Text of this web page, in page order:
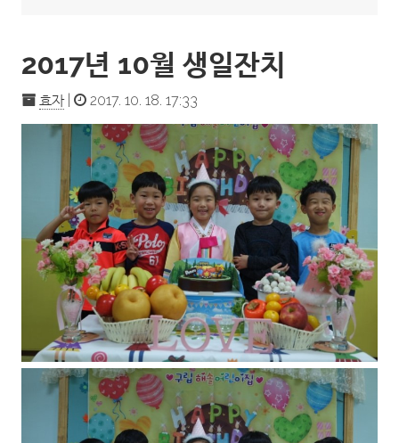
2017년 10월 생일잔치
효자| 2017. 10. 18. 17:33